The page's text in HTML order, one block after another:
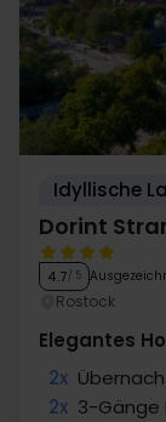
Idyllische
Dorint
4.7/ 5
Rostock
Elegantes
2x
2x 3-Gänge